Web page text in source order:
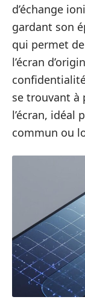
d’échange
gardant son
qui permet
l’écran
se trouvant à
l’écran, idéal
commun ou